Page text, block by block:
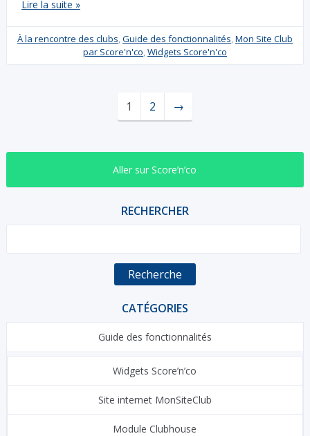
Lire la suite »
À la rencontre des clubs Guide des fonctionnalités Mon Site Club
par Score'n'co Widgets Score'n'co
1 2 →
Aller sur Score’n’co
RECHERCHER
Recherche
CATÉGORIES
Guide des fonctionnalités
Widgets Score’n’co
Site internet MonSiteClub
Module Clubhouse